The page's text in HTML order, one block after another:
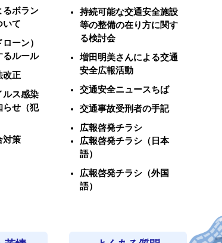
るボラン
いて
ーン）
るルール
改正
ルス感染
らせ（犯
対策
持続可能な交通安全施設
等の整備の在り方に関す
る検討会
増田明美さんによる交通
安全広報活動
交通安全ニュースちば
交通事故受刑者の手記
広報啓発チラシ
広報啓発チラシ（日本
語）
広報啓発チラシ（外国
語）